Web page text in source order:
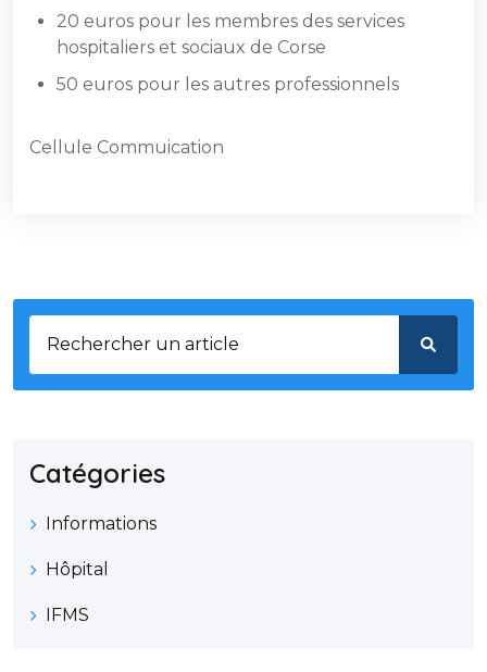
20 euros pour les membres des services
hospitaliers et sociaux de Corse
50 euros pour les autres professionnels
Cellule Commuication
Catégories
Informations
Hôpital
IFMS